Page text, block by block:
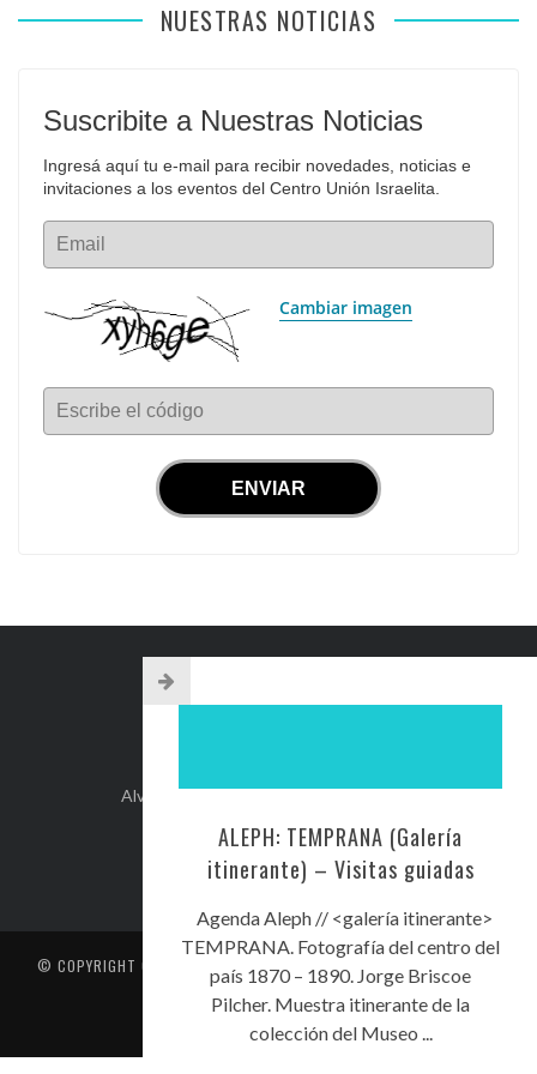
NUESTRAS NOTICIAS
Suscribite a Nuestras Noticias
Ingresá aquí tu e-mail para recibir novedades, noticias e
invitaciones a los eventos del Centro Unión Israelita.
Email
Cambiar imagen
Escribe el código
ALEPH: TEMPRANA (Galería
itinerante) – Visitas guiadas
Agenda Aleph // <galería itinerante>
TEMPRANA. Fotografía del centro del
país 1870 – 1890. Jorge Briscoe
Pilcher. Muestra itinerante de la
colección del Museo ...
Alvear 254, Córdoba Capital, Argentina.
kehilacordoba@kehilacordoba.org
© COPYRIGHT CENTRO UNIÓN ISRAELITA DE CÓRDOBA. TODOS LOS
DERECHOS RESERVADOS